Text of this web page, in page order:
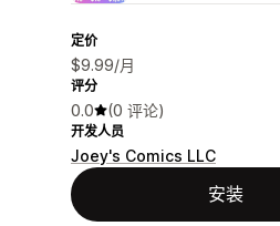
定价
$9.99/月
评分
0.0 (0 评论)
开发人员
Joey's Comics LLC
安装